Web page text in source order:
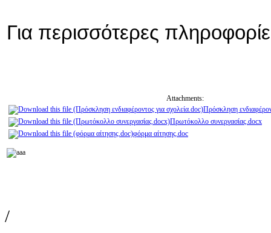
Για περισσότερες
Attachments:
Πρόσκληση
Πρωτόκολλο συνεργασίας.docx
φόρμα αίτησης.doc
/